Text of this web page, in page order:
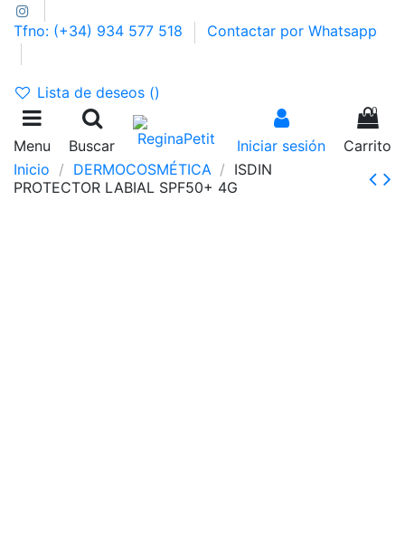
Tfno: (+34) 934 577 518 Contactar por Whatsapp
Lista de deseos ()
Menu Buscar Iniciar sesión
0
Carrito
Inicio
DERMOCOSMÉTICA
ISDIN
PROTECTOR LABIAL SPF50+ 4G